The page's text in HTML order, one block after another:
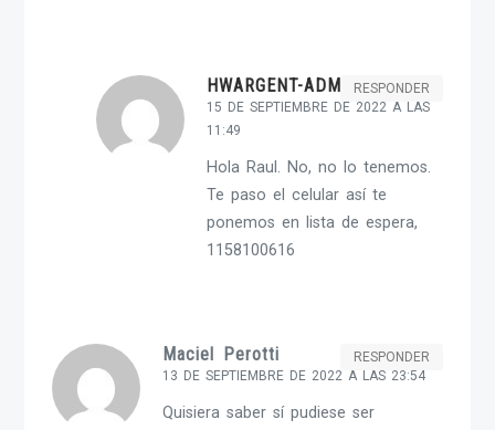
HWARGENT-ADMIN
15 DE SEPTIEMBRE DE 2022 A LAS
11:49
RESPONDER
Hola Raul. No, no lo tenemos.
Te paso el celular así te
ponemos en lista de espera,
1158100616
Maciel Perotti
13 DE SEPTIEMBRE DE 2022 A LAS 23:54
RESPONDER
Quisiera saber sí pudiese ser